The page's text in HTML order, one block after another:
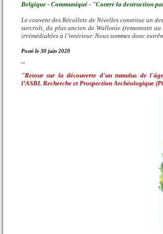
Belgique - Communiqué - "Contre la destruction
Le couvent des Récollets de Nivelles constitue un
surcroît, du plus ancien de Wallonie (remontant
irrémédiables à l’intérieur. Nous sommes donc
Posté le 30 juin 2020
--
"Retour sur la découverte d'un tumulus de
l’ASBL Recherche et Prospection Archéologique (P